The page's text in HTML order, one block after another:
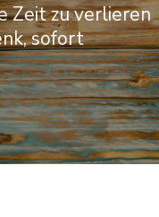
Zeit zu verlieren
sofort